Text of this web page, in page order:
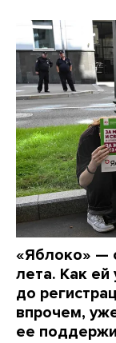
«Яблоко» —
лета. Как ей
до
впрочем,
ее